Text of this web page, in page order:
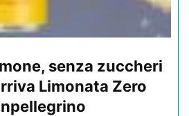
senza zuccheri
Limonata Zero